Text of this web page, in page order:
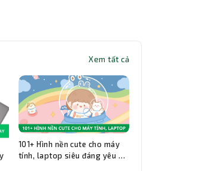
Xem tất cả
101+ Hình nền cute cho máy
tính, laptop siêu đáng yêu và